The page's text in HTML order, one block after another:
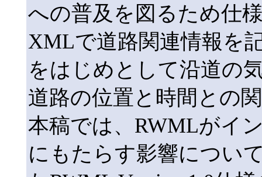
への普及を図るため仕
XMLで道路関連情報を
をはじめとして沿道の
道路の位置と時間との
本稿では、RWMLがイ
にもたらす影響につい